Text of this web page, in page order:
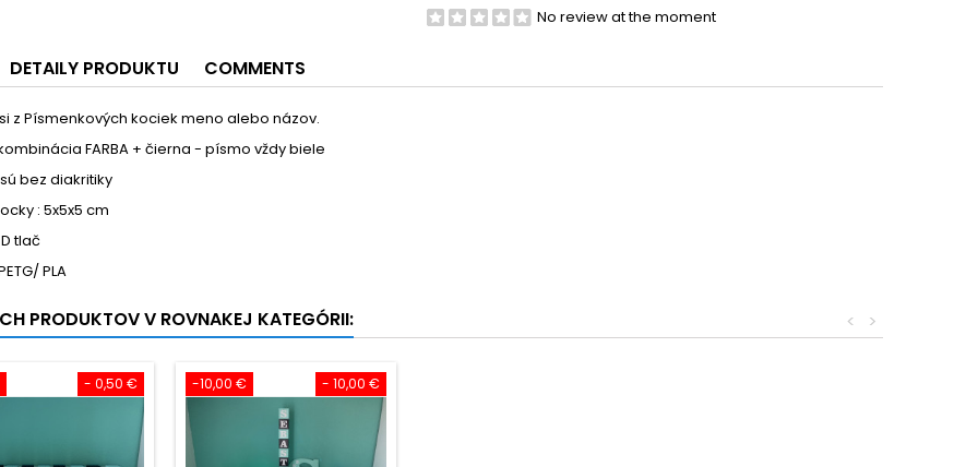
No review at the moment
DETAILY PRODUKTU COMMENTS
z Písmenkových kociek meno alebo názov.
FARBA + čierna - písmo vždy biele
bez diakritiky
: 5x5x5 cm
tlač
PLA
PRODUKTOV V ROVNAKEJ KATEGÓRII: >
<
- 0,50 € - 10,00 €
-10,00 €